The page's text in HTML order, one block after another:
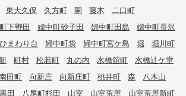
東大久保 久方町 開 藤木
二口町
下轡田 婦中町砂子田 婦中町田島
婦中町長沢
まわり台 婦中町袋 婦中町宮ケ島 堀
堀川町
町村 松若町 丸の内 水橋舘町
水橋辻ケ堂
田町 向新庄 向新庄町 桃井町 森
八木山
田 八尾町杉田 山室 山室荒屋
山室荒屋新町